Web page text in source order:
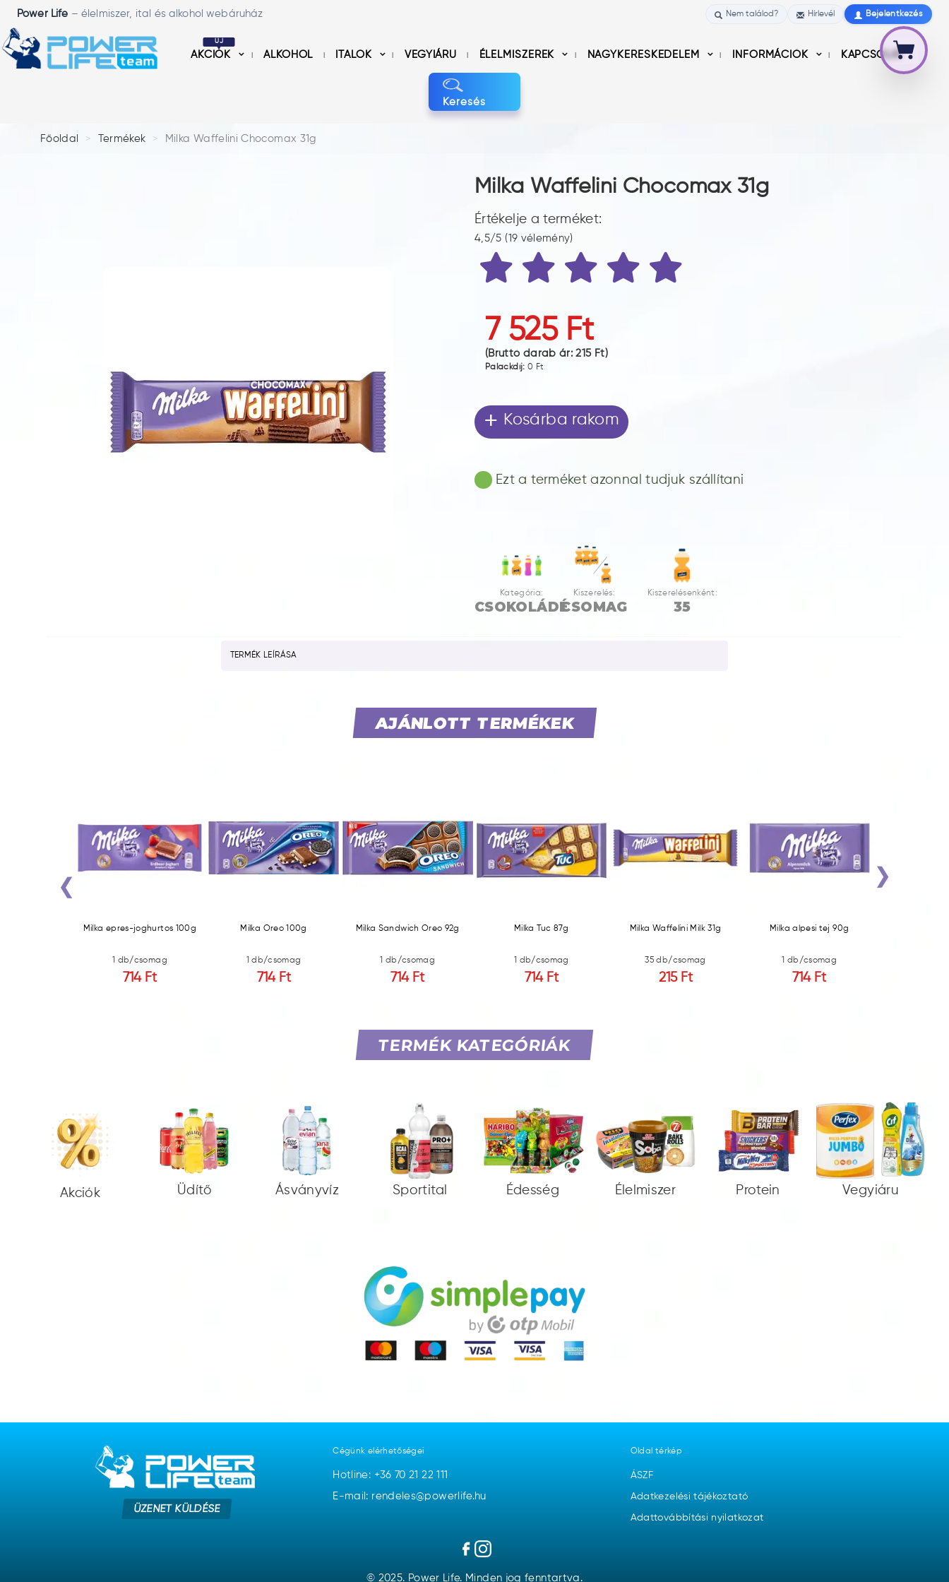
Power Life – élelmiszer, ital és alkohol webáruház Nem találod? Hírlevél Bejelentkezés
ÚJ
AKCIÓK ALKOHOL ITALOK VEGYIÁRU ÉLELMISZEREK NAGYKERESKEDELEM INFORMÁCIÓK KAPCSOLAT
Keresés
Főoldal Termékek Milka Waffelini Chocomax 31g
Milka Waffelini Chocomax 31g
Értékelje a terméket:
4,5/5 (19 vélemény)
7 525 Ft
(Bruttó darab ár:215 Ft)
Palackdíj: 0 Ft
+ Kosárba rakom
Ezt a terméket azonnal tudjuk szállítani
Kategória:
CSOKOLÁDÉ
Kiszerelés:
CSOMAG
Kiszerelésenként:
35
TERMÉK LEÍRÁSA
AJÁNLOTT TERMÉKEK
Milka epres-joghurtos 100g
1 db/csomag
714 Ft
Milka Oreo 100g
1 db/csomag
714 Ft
Milka Sandwich Oreo 92g
1 db/csomag
714 Ft
Milka Tuc 87g
1 db/csomag
714 Ft
Milka Waffelini Milk 31g
35 db/csomag
215 Ft
Milka alpesi tej 90g
1 db/csomag
714 Ft
‹ ›
TERMÉK KATEGÓRIÁK
Akciók Üdítő Ásványvíz Sportital Édesség Élelmiszer Protein Vegyiáru
ÜZENET KÜLDÉSE
Cégünk elérhetőségei
Hotline: +36 70 21 22 111
E-mail: rendeles@powerlife.hu
Oldal térkép
ÁSZF
Adatkezelési tájékoztató
Adattovábbítási nyilatkozat
© 2025. Power Life. Minden jog fenntartva.